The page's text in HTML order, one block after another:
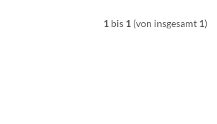
1 bis 1 (von insgesamt 1)